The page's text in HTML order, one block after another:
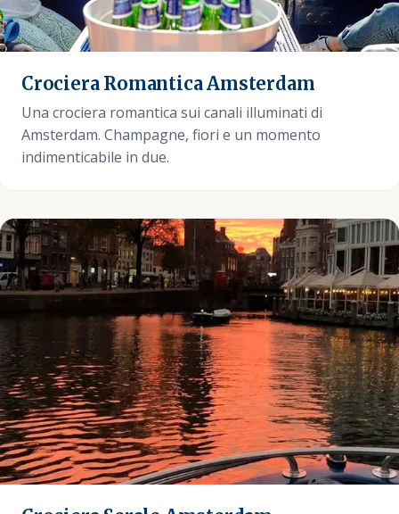
Crociera Romantica Amsterdam
Una crociera romantica sui canali illuminati di
Amsterdam. Champagne, fiori e un momento
indimenticabile in due.